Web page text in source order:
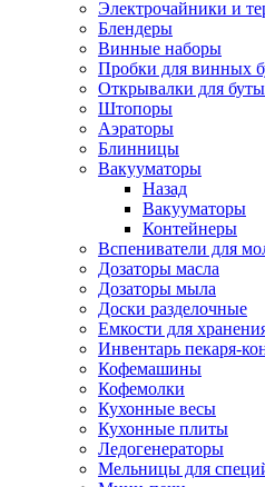
Электрочайники и
Блендеры
Винные наборы
Пробки для винных
Открывалки для
Штопоры
Аэраторы
Блинницы
Вакууматоры
Назад
Вакууматоры
Контейнеры
Вспениватели для
Дозаторы масла
Дозаторы мыла
Доски разделочные
Емкости для
Инвентарь пекаря-
Кофемашины
Кофемолки
Кухонные весы
Кухонные плиты
Ледогенераторы
Мельницы для